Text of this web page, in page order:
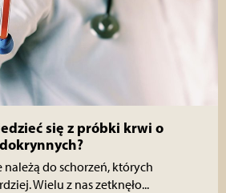
się z próbki krwi o
do schorzeń, których
Wielu z nas zetknęło...